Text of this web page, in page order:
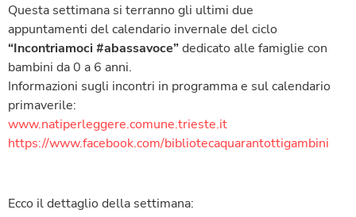
Questa settimana si terranno gli ultimi due
appuntamenti del calendario invernale del ciclo
“Incontriamoci #abassavoce”dedicato alle famiglie con
bambini da 0 a 6 anni.
Informazioni sugli incontri in programma e sul calendario
primaverile:
www.natiperleggere.comune.trieste.it
https://www.facebook.com/bibliotecaquarantottigambini
Ecco il dettaglio della settimana: